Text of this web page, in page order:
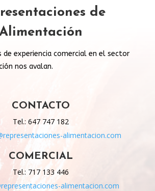
de
de experiencia comercial en el sector
nos avalan.
CONTACTO
Tel.: 647 747 182
alimentacion.com
COMERCIAL
Tel.: 717 133 446
alimentacion.com